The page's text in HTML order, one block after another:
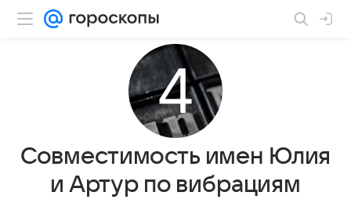
Совместимость имен Юлия
и Артур по вибрациям